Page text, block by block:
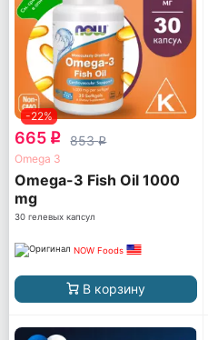
-22%
665 q 853q
Omega 3
Omega-3 Fish Oil 1000
mg
30 гелевых капсул
NOW Foods
В корзину